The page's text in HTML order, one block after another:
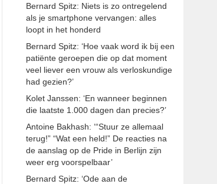
Bernard Spitz: Niets is zo ontregelend
als je smartphone vervangen: alles
loopt in het honderd
Bernard Spitz: ‘Hoe vaak word ik bij een
patiënte geroepen die op dat moment
veel liever een vrouw als verloskundige
had gezien?’
Kolet Janssen: ‘En wanneer beginnen
die laatste 1.000 dagen dan precies?’
Antoine Bakhash: ‘“Stuur ze allemaal
terug!” “Wat een held!” De reacties na
de aanslag op de Pride in Berlijn zijn
weer erg voorspelbaar’
Bernard Spitz: ‘Ode aan de